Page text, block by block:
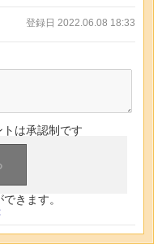
登録日 2022.06.08 18:33
は承認制です
きます。